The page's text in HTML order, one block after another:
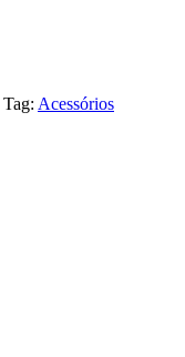
Tag: Acessórios